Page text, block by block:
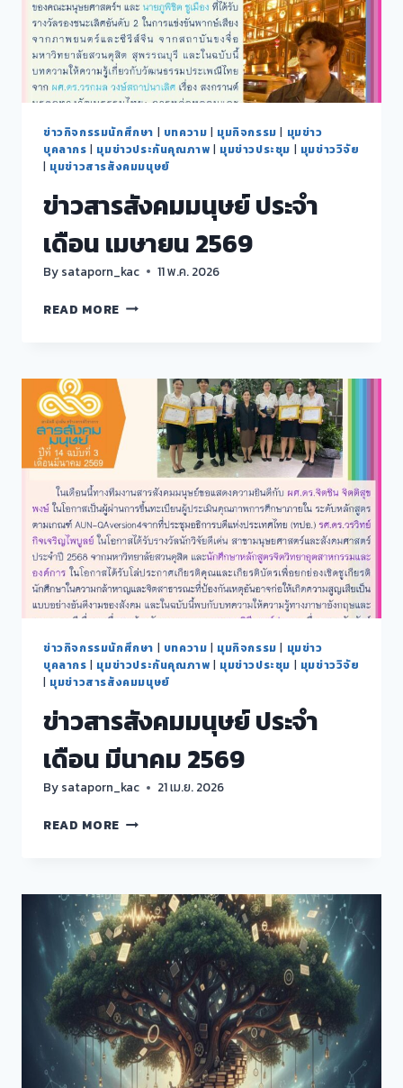
ข่าวกิจกรรมนักศึกษา | บทความ | มุมกิจกรรม | มุมข่าว
บุคลากร | มุมข่าวประกันคุณภาพ | มุมข่าวประชุม | มุมข่าววิจัย
| มุมข่าวสารสังคมมนุษย์
ข่าวสารสังคมมนุษย์ ประจำ
เดือน เมษายน 2569
By sataporn_kac 11 พ.ค. 2026
READ MORE ข่าวสาร
เมษายน
2569
ข่าวกิจกรรมนักศึกษา บทความ มุมกิจกรรม
มุมข่าว
บุคลากร
มุมข่าวประกันคุณภาพ มุมข่าวประชุม
มุมข่าววิจัย
มุมข่าวสารสังคมมนุษย์
ข่าวสารสังคมมนุษย์ ประจำ
เดือน มีนาคม 2569
By sataporn_kac 21 เม.ย. 2026
READ MORE ข่าวสาร
เดือน
มีนาคม
2569